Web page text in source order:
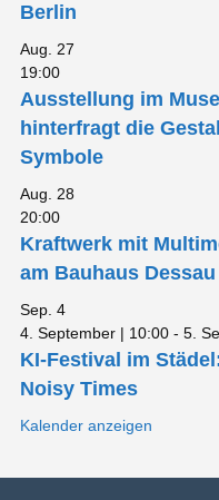
Berlin
Aug. 27
19:00
Ausstellung im
hinterfragt die
Symbole
Aug. 28
20:00
Kraftwerk mit
am Bauhaus Dessau
Sep. 4
4. September | 10:00 - 5.
KI-Festival im
Noisy Times
Kalender anzeigen